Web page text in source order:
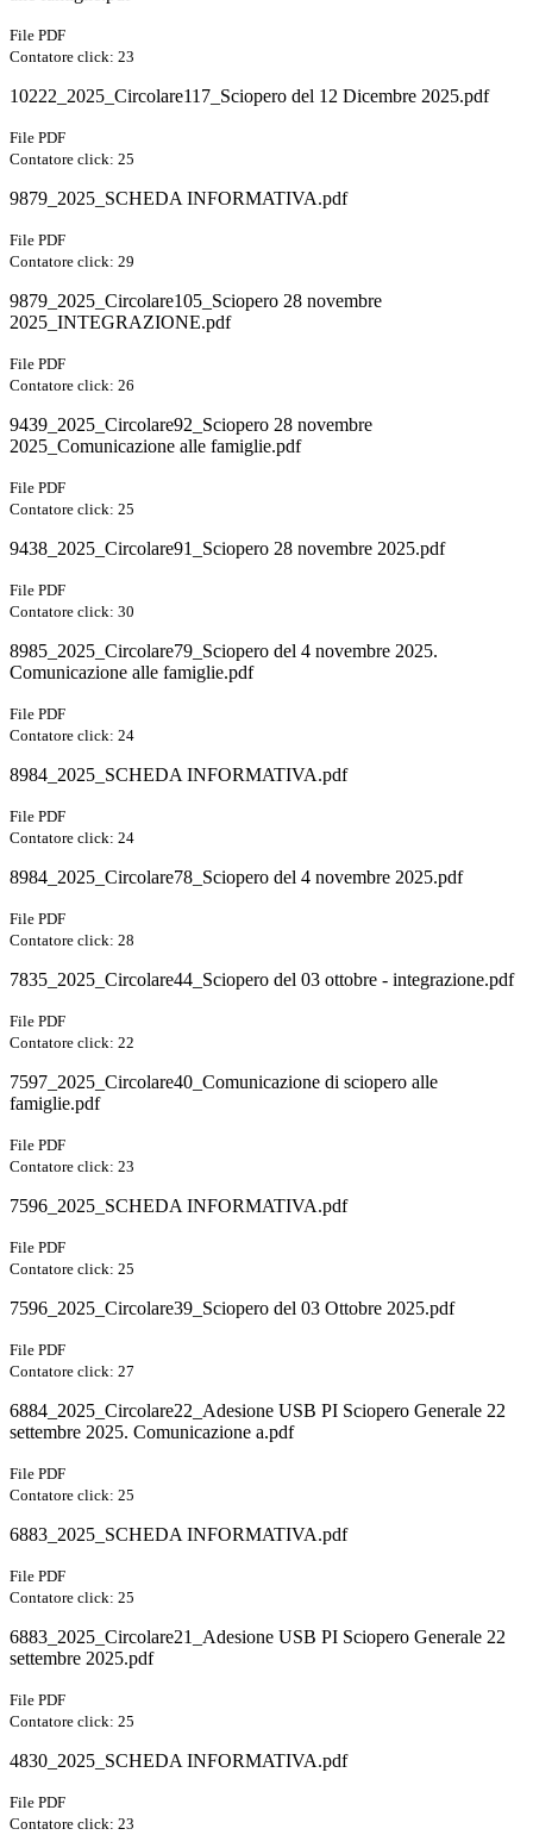
File PDF
Contatore click: 23
10222_2025_Circolare117_Sciopero del 12 Dicembre 2025.pdf
File PDF
Contatore click: 25
9879_2025_SCHEDA INFORMATIVA.pdf
File PDF
Contatore click: 29
9879_2025_Circolare105_Sciopero 28 novembre
2025_INTEGRAZIONE.pdf
File PDF
Contatore click: 26
9439_2025_Circolare92_Sciopero 28 novembre
2025_Comunicazione alle famiglie.pdf
File PDF
Contatore click: 25
9438_2025_Circolare91_Sciopero 28 novembre 2025.pdf
File PDF
Contatore click: 30
8985_2025_Circolare79_Sciopero del 4 novembre 2025.
Comunicazione alle famiglie.pdf
File PDF
Contatore click: 24
8984_2025_SCHEDA INFORMATIVA.pdf
File PDF
Contatore click: 24
8984_2025_Circolare78_Sciopero del 4 novembre 2025.pdf
File PDF
Contatore click: 28
7835_2025_Circolare44_Sciopero del 03 ottobre - integrazione.pdf
File PDF
Contatore click: 22
7597_2025_Circolare40_Comunicazione di sciopero alle
famiglie.pdf
File PDF
Contatore click: 23
7596_2025_SCHEDA INFORMATIVA.pdf
File PDF
Contatore click: 25
7596_2025_Circolare39_Sciopero del 03 Ottobre 2025.pdf
File PDF
Contatore click: 27
6884_2025_Circolare22_Adesione USB PI Sciopero Generale 22
settembre 2025. Comunicazione a.pdf
File PDF
Contatore click: 25
6883_2025_SCHEDA INFORMATIVA.pdf
File PDF
Contatore click: 25
6883_2025_Circolare21_Adesione USB PI Sciopero Generale 22
settembre 2025.pdf
File PDF
Contatore click: 25
4830_2025_SCHEDA INFORMATIVA.pdf
File PDF
Contatore click: 23